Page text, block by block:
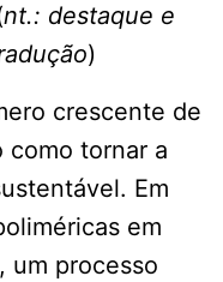
nt.: destaque e
)
crescente de
como tornar a
Em
em
um processo